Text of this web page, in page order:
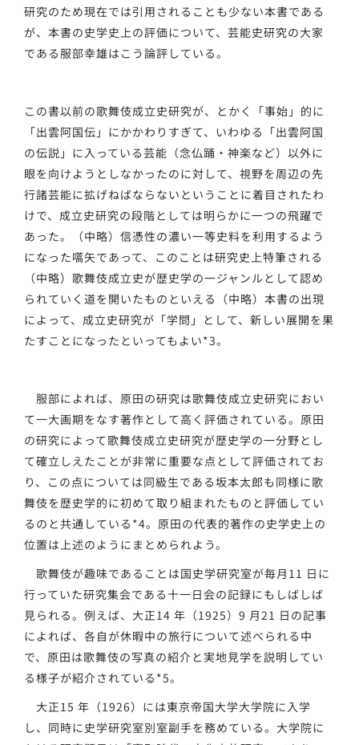
研究のため現在では引用されることも少ない本書である
が、本書の史学史上の評価について、芸能史研究の大家
である服部幸雄はこう論評している。
この書以前の歌舞伎成立史研究が、とかく「事始」的に
「出雲阿国伝」にかかわりすぎて、いわゆる「出雲阿国
の伝説」に入っている芸能（念仏踊・神楽など）以外に
眼を向けようとしなかったのに対して、視野を周辺の先
行諸芸能に拡げねばならないということに着目されたわ
けで、成立史研究の段階としては明らかに一つの飛躍で
あった。（中略）信憑性の濃い一等史料を利用するよう
になった嚆矢であって、このことは研究史上特筆される
（中略）歌舞伎成立史が歴史学の一ジャンルとして認め
られていく道を開いたものといえる（中略）本書の出現
によって、成立史研究が「学問」として、新しい展開を果
たすことになったといってもよい*3。
服部によれば、原田の研究は歌舞伎成立史研究におい
て一大画期をなす著作として高く評価されている。原田
の研究によって歌舞伎成立史研究が歴史学の一分野とし
て確立しえたことが非常に重要な点として評価されてお
り、この点については同級生である坂本太郎も同様に歌
舞伎を歴史学的に初めて取り組まれたものと評価してい
るのと共通している*4。原田の代表的著作の史学史上の
位置は上述のようにまとめられよう。
歌舞伎が趣味であることは国史学研究室が毎月11 日に
行っていた研究集会である十一日会の記録にもしばしば
見られる。例えば、大正14 年（1925）9 月21 日の記事
によれば、各自が休暇中の旅行について述べられる中
で、原田は歌舞伎の写真の紹介と実地見学を説明してい
る様子が紹介されている*5。
大正15 年（1926）には東京帝国大学大学院に入学
し、同時に史学研究室別室副手を務めている。大学院に